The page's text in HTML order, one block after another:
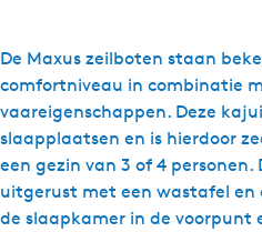
De Maxus zeilboten staan
comfortniveau in combinatie
vaareigenschappen. Deze
slaapplaatsen en is hierdoor
een gezin van 3 of 4
uitgerust met een wastafel en
de slaapkamer in de voorpunt
r
N
a
t
u
r
a